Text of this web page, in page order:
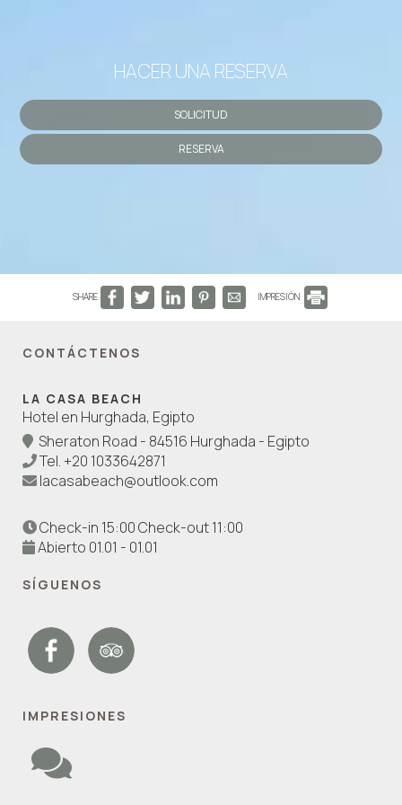
HACER UNA RESERVA
SOLICITUD
RESERVA
SHARE IMPRESIÓN
CONTÁCTENOS
LA CASA BEACH
Hotel en Hurghada, Egipto
Sheraton Road - 84516 Hurghada - Egipto
Tel.+20 1033642871
lacasabeach@outlook.com
Check-in 15:00 Check-out 11:00
Abierto 01.01 - 01.01
SÍGUENOS
IMPRESIONES